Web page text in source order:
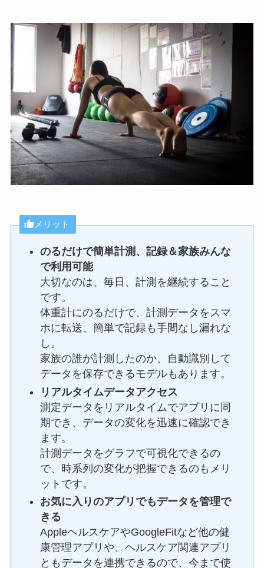
メリット
のるだけで簡単計測、記録＆家族みんな
で利用可能
大切なのは、毎日、計測を継続すること
です。
体重計にのるだけで、計測データをスマ
ホに転送、簡単で記録も手間なし漏れな
し。
家族の誰が計測したのか、自動識別して
データを保存できるモデルもあります。
リアルタイムデータアクセス
測定データをリアルタイムでアプリに同
期でき、データの変化を迅速に確認でき
ます。
計測データをグラフで可視化できるの
で、時系列の変化が把握できるのもメリ
ットです。
お気に入りのアプリでもデータを管理で
きる
AppleヘルスケアやGoogleFitなど他の健
康管理アプリや、ヘルスケア関連アプリ
ともデータを連携できるので、今まで使